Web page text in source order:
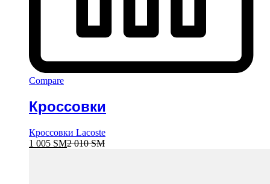
Compare
Кроссовки
Кроссовки Lacoste
1 005 ЅМ2 010ЅМ